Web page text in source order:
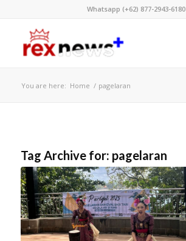
Whatsapp (+62) 877-2943-6180
You are here: Home / pagelaran
Tag Archive for: pagelaran